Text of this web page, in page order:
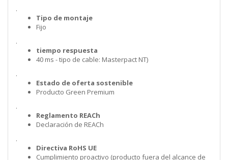
.
Tipo de montaje
Fijo
.
tiempo respuesta
40 ms - tipo de cable: Masterpact NT)
.
Estado de oferta sostenible
Producto Green Premium
.
Reglamento REACh
Declaración de REACh
.
Directiva RoHS UE
Cumplimiento proactivo (producto fuera del alcance de